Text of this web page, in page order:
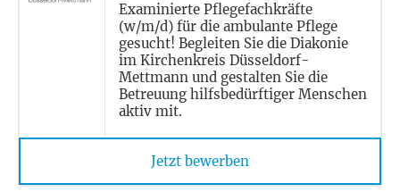
Examinierte Pflegefachkräfte
(w/m/d) für die ambulante Pflege
gesucht! Begleiten Sie die Diakonie
im Kirchenkreis Düsseldorf-
Mettmann und gestalten Sie die
Betreuung hilfsbedürftiger Menschen
aktiv mit.
Jetzt bewerben